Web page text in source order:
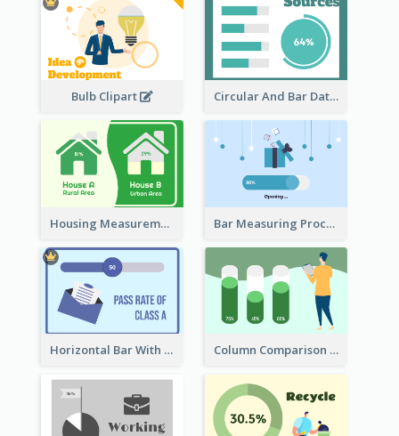
Bulb Clipart Circular And Bar Data
Housing Measurement Comparison Bar Measuring Process
Horizontal Bar With Button Column Comparison Record